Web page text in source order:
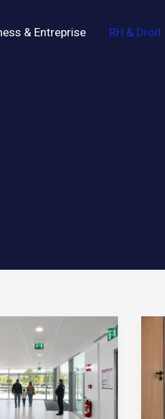
& Entreprise RH & Droit
et